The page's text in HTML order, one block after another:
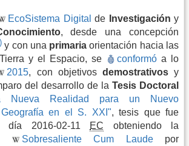
EcoSistema Digital de Investigación y
, desde una concepción
y con una primaria orientación hacia las
y el Espacio, se conformó a lo
2015, con objetivos demostrativosy
del desarrollo de la Tesis Doctoral
Nueva Realidad para un Nuevo
en el S. XXI", tesis que fue
2016-02-11 EC obteniendo la
Sobresaliente Cum Laudepor